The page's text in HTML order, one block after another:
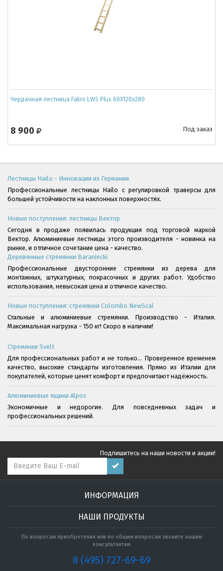
Чердачная лестница Fakro LWS Plus 60Х120x280
8 900 Под заказ
Лестницы Hailo - Инновации из Германии.
Профессиональные лестницы Hailo с регулировкой траверсы для
большей устойчивости на наклонных поверхностях.
Новые поступления: лестницы Вектор
Сегодня в продаже появилась продукция под торговой маркой
Вектор. Алюминиевые лестницы этого производителя - новинка на
рынке, и отличное сочетание цена - качество.
Деревянные стремянки Baraniecki
Профессиональные двусторонние стремянки из дерева для
монтажных, штукатурных, покрасочных и других работ. Удобство
использования, невысокая цена и отличное качество.
Новые поступления: стремянки Colombo NewScal
Стальные и алюминиевые стремянки. Производство - Италия.
Максимальная нагрузка - 150 кг! Скоро в наличии!
Стремянки Svelt
Для профессиональных работ и не только... Проверенное временем
качество, высокие стандарты изготовления. Прямо из Италии для
покупателей, которые ценят комфорт и предпочитают надёжность.
Алюминиевые ящики Alpos
Экономичные и недорогие. Для повседневных задач и
профессиональных решений.
Подпишитесь на наши новости и акции!
ИНФОРМАЦИЯ
НАШИ ПРОДУКТЫ
По вопросам приобретения или по общим вопросам звоните нашим
консультантам
8 (495) 727-69-69